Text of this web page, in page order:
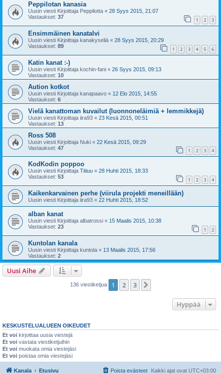
Peppilotan kanasia
Uusin viesti Kirjoittaja Peppilotta « 28 Syys 2015, 21:07
Vastaukset: 37 1 2 3
Ensimmäinen kanatalvi
Uusin viesti Kirjoittaja kanakyseliä « 28 Syys 2015, 20:29
Vastaukset: 89 1 2 3 4 5 6
Katin kanat :-)
Uusin viesti Kirjoittaja kochin-fani « 26 Syys 2015, 09:13
Vastaukset: 10
Aution kotkot
Uusin viesti Kirjoittaja kanapaavo « 12 Elo 2015, 14:55
Vastaukset: 6
Vielä kanattoman kuvailut (luonnoneläimiä + lemmikkejä)
Uusin viesti Kirjoittaja iira93 « 23 Kesä 2015, 00:51
Vastaukset: 13
Ross 508
Uusin viesti Kirjoittaja Nuki « 22 Kesä 2015, 09:29
Vastaukset: 47 1 2 3 4
KodKodin poppoo
Uusin viesti Kirjoittaja Titiuu « 28 Huhti 2015, 18:33
Vastaukset: 53 1 2 3 4
Kaikenkarvainen perhe (viirula projekti meneillään)
Uusin viesti Kirjoittaja iira93 « 22 Huhti 2015, 18:52
alban kanat
Uusin viesti Kirjoittaja albatrossi « 15 Maalis 2015, 10:38
Vastaukset: 23 1 2
Kuntolan kanala
Uusin viesti Kirjoittaja kuntola « 13 Maalis 2015, 17:56
Vastaukset: 2
Uusi Aihe
136 viestiketjua 1 2 3
Hyppää
KESKUSTELUALUEEN OIKEUDET
Et voi kirjoittaa uusia viestejä
Et voi vastata viestiketjuihin
Et voi muokata omia viestejäsi
Et voi poistaa omia viestejäsi
Kanala Etusivu Kaikki ajat ovat UTC+03:00
Poista evästeet